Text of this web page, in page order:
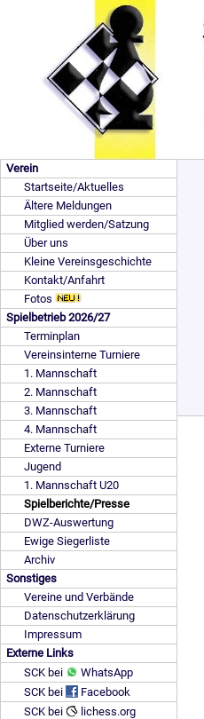
Verein
Startseite/Aktuelles
Ältere Meldungen
Mitglied werden/Satzung
Über uns
Kleine Vereinsgeschichte
Kontakt/Anfahrt
Fotos
Spielbetrieb 2026/27
Terminplan
Vereinsinterne Turniere
1. Mannschaft
2. Mannschaft
3. Mannschaft
4. Mannschaft
Externe Turniere
Jugend
1. Mannschaft U20
Spielberichte/Presse
DWZ-Auswertung
Ewige Siegerliste
Archiv
Sonstiges
Vereine und Verbände
Datenschutzerklärung
Impressum
Externe Links
SCK bei
WhatsApp
SCK bei
Facebook
SCK bei
lichess.org